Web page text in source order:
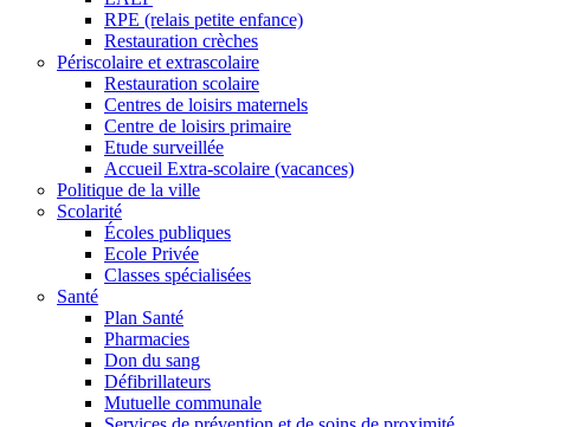
RPE (relais petite enfance)
Restauration crèches
Périscolaire et extrascolaire
Restauration scolaire
Centres de loisirs maternels
Centre de loisirs primaire
Etude surveillée
Accueil Extra-scolaire (vacances)
Politique de la ville
Scolarité
Écoles publiques
Ecole Privée
Classes spécialisées
Santé
Plan Santé
Pharmacies
Don du sang
Défibrillateurs
Mutuelle communale